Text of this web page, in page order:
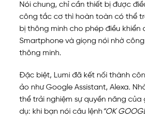
Nói chung, chỉ cần thiết bị được
công tắc cơ thì hoàn toàn có thể
bị thông minh cho phép điều khiển
Smartphone và giọng nói nhờ
thông minh.
Đặc biệt, Lumi đã kết nối thành
ảo như Google Assistant, Alexa.
thể trải nghiệm sự quyền năng của
dụ: khi bạn nói câu lệnh “OK